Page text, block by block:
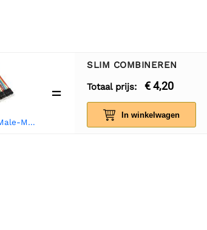
Opencircuit Male-Male 10 cm bandkabel 40 stuks
=
SLIM COMBINEREN
Totaal prijs:
€ 4,20
In winkelwagen